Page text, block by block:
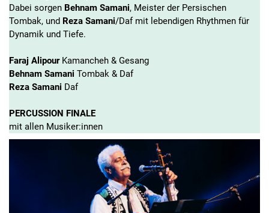
Dabei sorgen Behnam Samani, Meister der Persischen
Tombak, und Reza Samani/Daf mit lebendigen Rhythmen für
Dynamik und Tiefe.
Faraj Alipour Kamancheh & Gesang
Behnam Samani Tombak & Daf
Reza Samani Daf
PERCUSSION FINALE
mit allen Musiker:innen